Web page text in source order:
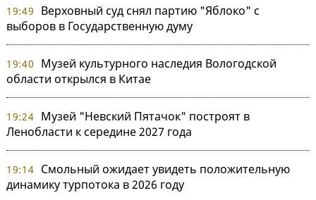
19:49
Верховный суд снял партию "Яблоко" с
выборов в Государственную думу
19:40
Музей культурного наследия Вологодской
области открылся в Китае
19:24 Музей "Невский Пятачок" построят в
Ленобласти к середине 2027 года
19:14 Смольный ожидает увидеть положительную
динамику турпотока в 2026 году